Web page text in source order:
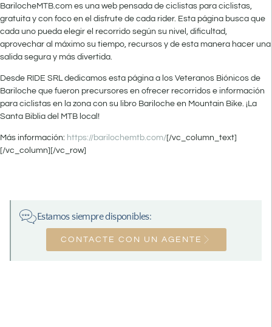
BarilocheMTB.com es una web pensada de ciclistas para ciclistas,
gratuita y con foco en el disfrute de cada rider. Esta página busca que
cada uno pueda elegir el recorrido según su nivel, dificultad,
aprovechar al máximo su tiempo, recursos y de esta manera hacer una
salida segura y más divertida.
Desde RIDE SRL dedicamos esta página a los Veteranos Biónicos de
Bariloche que fueron precursores en ofrecer recorridos e información
para ciclistas en la zona con su libro Bariloche en Mountain Bike. ¡La
Santa Biblia del MTB local!
Más información: https://barilochemtb.com/[/vc_column_text]
[/vc_column][/vc_row]
Estamos siempre disponibles:
CONTACTE CON UN AGENTE